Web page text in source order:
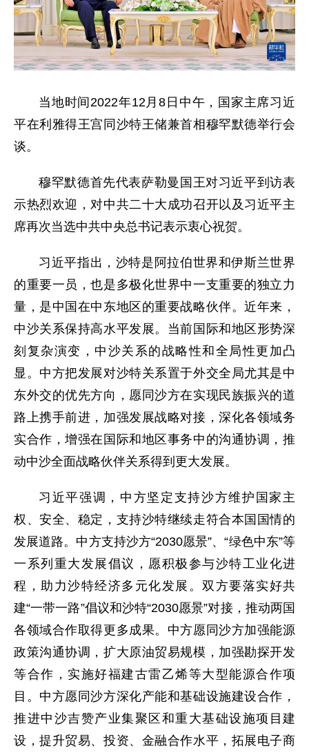
当地时间2022年12月8日中午，国家主席习近
平在利雅得王宫同沙特王储兼首相穆罕默德举行会
谈。
穆罕默德首先代表萨勒曼国王对习近平到访表
示热烈欢迎，对中共二十大成功召开以及习近平主
席再次当选中共中央总书记表示衷心祝贺。
习近平指出，沙特是阿拉伯世界和伊斯兰世界
的重要一员，也是多极化世界中一支重要的独立力
量，是中国在中东地区的重要战略伙伴。近年来，
中沙关系保持高水平发展。当前国际和地区形势深
刻复杂演变，中沙关系的战略性和全局性更加凸
显。中方把发展对沙特关系置于外交全局尤其是中
东外交的优先方向，愿同沙方在实现民族振兴的道
路上携手前进，加强发展战略对接，深化各领域务
实合作，增强在国际和地区事务中的沟通协调，推
动中沙全面战略伙伴关系得到更大发展。
习近平强调，中方坚定支持沙方维护国家主
权、安全、稳定，支持沙特继续走符合本国国情的
发展道路。中方支持沙方“2030愿景”、“绿色中东”等
一系列重大发展倡议，愿积极参与沙特工业化进
程，助力沙特经济多元化发展。双方要落实好共
建“一带一路”倡议和沙特“2030愿景”对接，推动两国
各领域合作取得更多成果。中方愿同沙方加强能源
政策沟通协调，扩大原油贸易规模，加强勘探开发
等合作，实施好福建古雷乙烯等大型能源合作项
目。中方愿同沙方深化产能和基础设施建设合作，
推进中沙吉赞产业集聚区和重大基础设施项目建
设，提升贸易、投资、金融合作水平，拓展电子商